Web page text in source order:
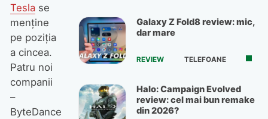
Teslase
menține
pe poziția
a cincea.
Patru noi
companii
–
ByteDance
Galaxy Z Fold8 review: mic,
dar mare
REVIEW TELEFOANE
Halo: Campaign Evolved
review: cel mai bun remake
din 2026?